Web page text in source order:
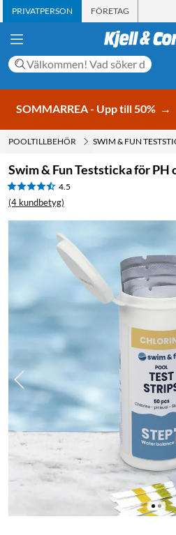
PRIVATPERSON FÖRETAG
SOMMARREA - Upp till 50% →
POOLTILLBEHÖR
Swim & Fun Teststicka för PH
4.5
(4 kundbetyg)